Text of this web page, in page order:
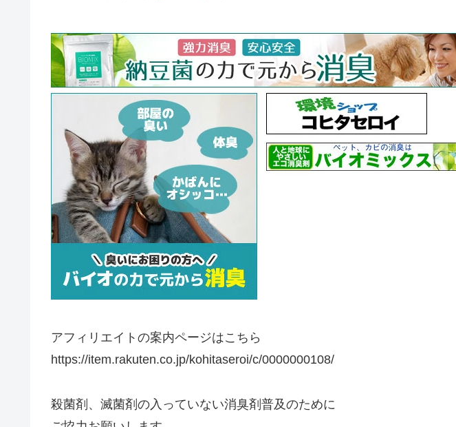
アフィリエイトの案内ページはこちら
https://item.rakuten.co.jp/kohitaseroi/c/0000000108/
殺菌剤、滅菌剤の入っていない消臭剤普及のために